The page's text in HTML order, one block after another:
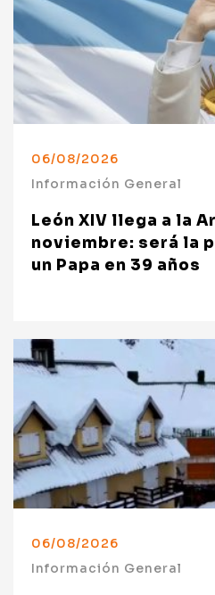
06/08/2026
Información General
León XIV llega a la
noviembre: será la
un Papa en 39 años
06/08/2026
Información General